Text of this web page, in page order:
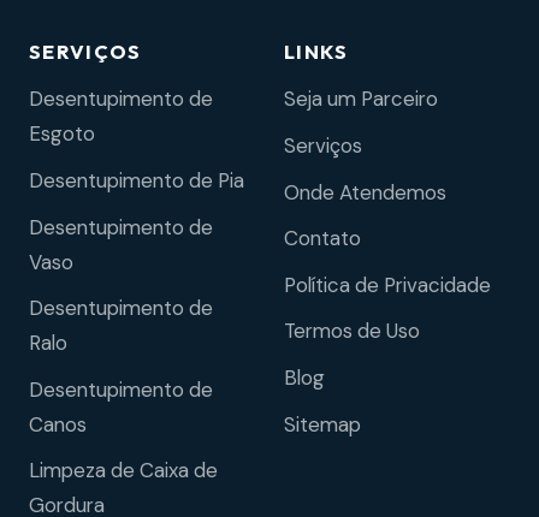
SERVIÇOS
Desentupimento de
Esgoto
Desentupimento de Pia
Desentupimento de
Vaso
Desentupimento de
Ralo
Desentupimento de
Canos
Limpeza de Caixa de
Gordura
LINKS
Seja um Parceiro
Serviços
Onde Atendemos
Contato
Política de Privacidade
Termos de Uso
Blog
Sitemap